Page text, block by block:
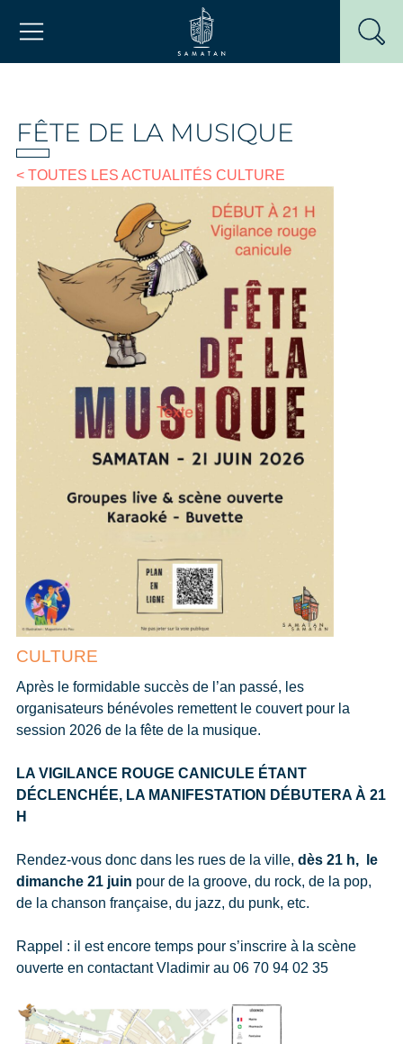
Mairie de Samatan
FÊTE DE LA MUSIQUE
< TOUTES LES ACTUALITÉS CULTURE
CULTURE
Après le formidable succès de l’an passé, les
organisateurs bénévoles remettent le couvert pour la
session 2026 de la fête de la musique.
LA VIGILANCE ROUGE CANICULE ÉTANT
DÉCLENCHÉE, LA MANIFESTATION DÉBUTERA À 21
H
Rendez-vous donc dans les rues de la ville, dès 21 h, le
dimanche 21 juin pour de la groove, du rock, de la pop,
de la chanson française, du jazz, du punk, etc.
Rappel : il est encore temps pour s’inscrire à la scène
ouverte en contactant Vladimir au 06 70 94 02 35